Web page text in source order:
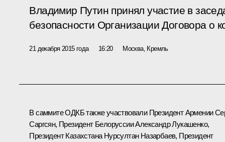
Владимир Путин принял участие в
безопасности Организации Договора о
21 декабря 2015 года 16:20 Москва, Кремль
В саммитеОДКБтакже участвовали Президент Армении
Саргсян, Президент БелоруссииАлександр Лукашенко,
Президент Казахстана Нурсултан Назарбаев, Президент